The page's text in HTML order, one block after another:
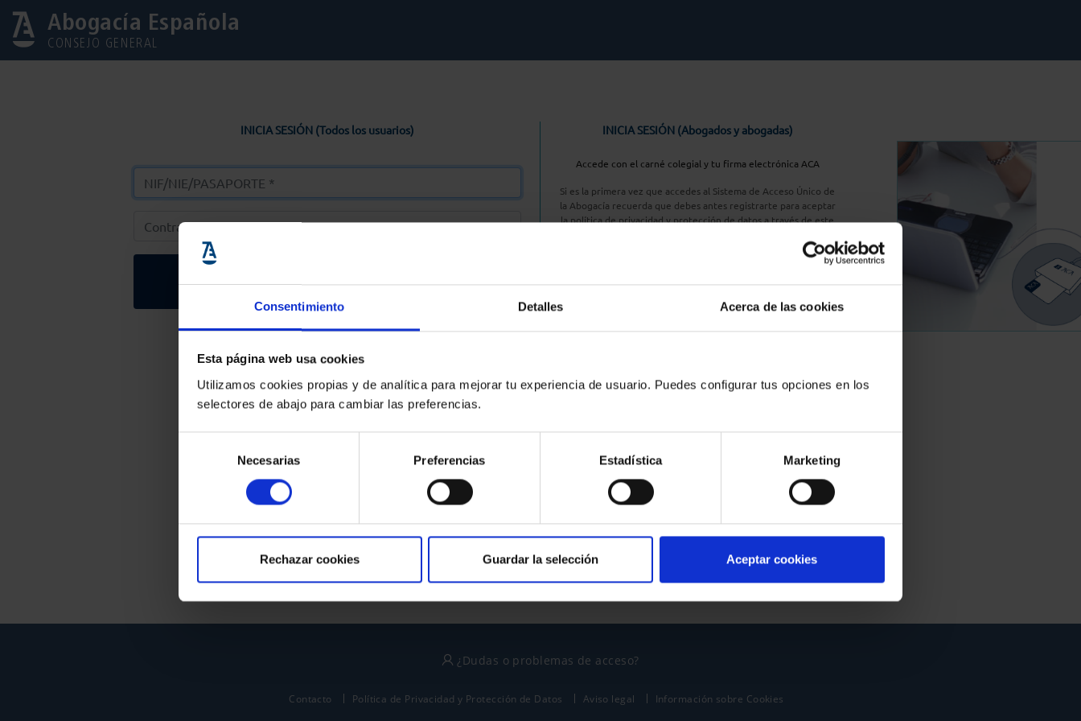
Consentimiento Detalles Acerca de las cookies
Esta página web usa cookies
Utilizamos cookies propias y de analítica para mejorar tu experiencia de usuario. Puedes configurar tus opciones en los
selectores de abajo para cambiar las preferencias.
consentimiento
Necesarias Preferencias Estadística Marketing
Rechazar cookies Guardar la selección Aceptar cookies
Abogacía Española
CONSEJO GENERAL
INICIA SESIÓN (Todos los usuarios)
Entrar
Solicitar Contraseña
INICIA SESIÓN (Abogados y abogadas)
Accede con el carné colegial y tu firma electrónica ACA
Si es la primera vez que accedes al Sistema de Acceso Único de
la Abogacía recuerda que debes antes registrarte para aceptar
la política de privacidad y protección de datos a través de este
Entrar con ACA Plus
¿No tienes cuenta?
política de privacidad
y términos del servicio
¿Dudas o problemas de acceso?
Contacto Política de Privacidad y Protección de Datos Aviso legal Información sobre Cookies